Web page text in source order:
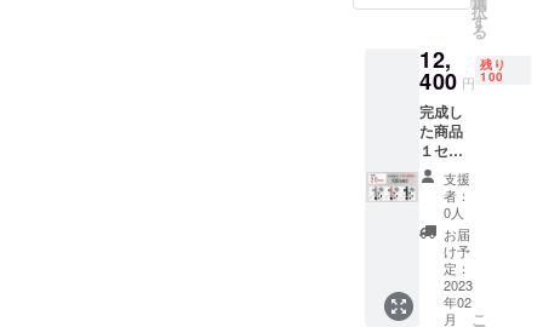
※ご注文
状況、
製造工
程上の
都合及
びロジ
ステッ
ク等に
より出
荷時期
が遅れ
る場合
があり
ます。
→30%
12,200
円税込/
送料込
※皆様の
応援購
入によ
り量産
効率が
向上し
た場
合、正
規販売
価格が
販売予
択
す
る
12,
400 円
残り
100
完成し
た商品
１セッ
ト
「ヒー
ティン
ヘッド
無」(カ
ラー選
択可能)
一般販
支援
者：
0人
お届
け予
定：
2023
年02
月
こ